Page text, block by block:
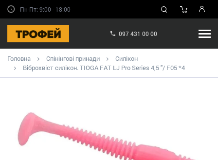
Пн-Пт: 9:00 - 18:00
097 431 00 00
Головна Спінінгові принади
Силікон
Віброхвіст силікон. TIOGA FAT LJ Pro Series 4,5 "/ F05 *4